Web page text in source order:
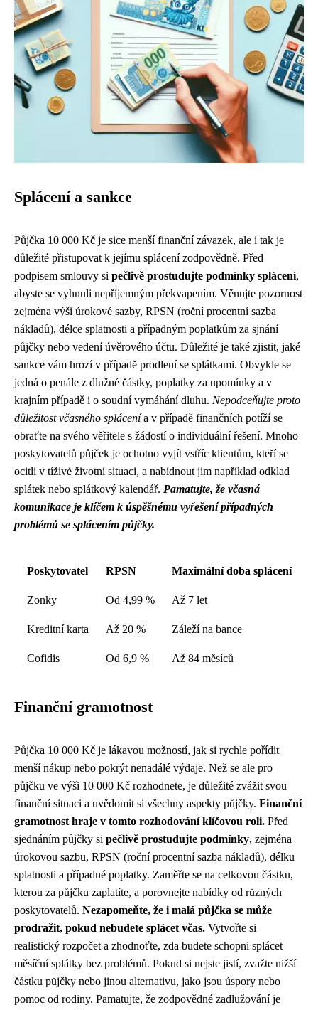
Splácení a sankce
Půjčka 10 000 Kč je sice menší finanční závazek, ale i tak je
důležité přistupovat k jejímu splácení zodpovědně. Před
podpisem smlouvy si pečlivě prostudujte podmínky splácení,
abyste se vyhnuli nepříjemným překvapením. Věnujte pozornost
zejména výši úrokové sazby, RPSN (roční procentní sazba
nákladů), délce splatnosti a případným poplatkům za sjnání
půjčky nebo vedení úvěrového účtu. Důležité je také zjistit, jaké
sankce vám hrozí v případě prodlení se splátkami. Obvykle se
jedná o penále z dlužné částky, poplatky za upomínky a v
krajním případě i o soudní vymáhání dluhu. Nepodceňujte proto
důležitost včasného splácenía v případě finančních potíží se
obraťte na svého věřitele s žádostí o individuální řešení. Mnoho
poskytovatelů půjček je ochotno vyjít vstříc klientům, kteří se
ocitli v tíživé životní situaci, a nabídnout jim například odklad
splátek nebo splátkový kalendář. Pamatujte, že včasná
komunikace je klíčem k úspěšnému vyřešení případných
problémů se splácením půjčky.
Poskytovatel RPSN Maximální doba splácení
Zonky Od 4,99 % Až 7 let
Kreditní karta Až 20 % Záleží na bance
Cofidis Od 6,9 % Až 84 měsíců
Finanční gramotnost
Půjčka 10 000 Kč je lákavou možností, jak si rychle pořídit
menší nákup nebo pokrýt nenadálé výdaje. Než se ale pro
půjčku ve výši 10 000 Kč rozhodnete, je důležité zvážit svou
finanční situaci a uvědomit si všechny aspekty půjčky. Finanční
gramotnost hraje v tomto rozhodování klíčovou roli. Před
sjednáním půjčky si pečlivě prostudujte podmínky, zejména
úrokovou sazbu, RPSN (roční procentní sazba nákladů), délku
splatnosti a případné poplatky. Zaměřte se na celkovou částku,
kterou za půjčku zaplatíte, a porovnejte nabídky od různých
poskytovatelů. Nezapomeňte, že i malá půjčka se může
prodražit, pokud nebudete splácet včas. Vytvořte si
realistický rozpočet a zhodnoťte, zda budete schopni splácet
měsíční splátky bez problémů. Pokud si nejste jistí, zvažte nižší
částku půjčky nebo jinou alternativu, jako jsou úspory nebo
pomoc od rodiny. Pamatujte, že zodpovědné zadlužování je